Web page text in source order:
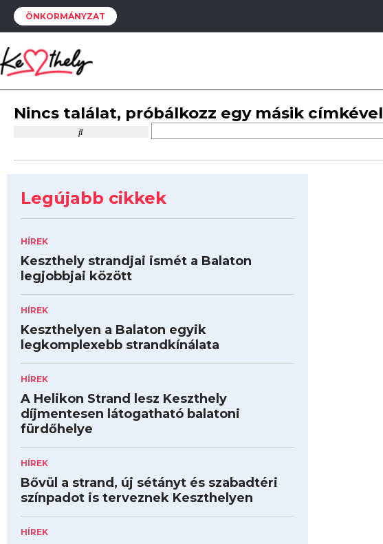
ÖNKORMÁNYZAT
Nincs találat, próbálkozz egy másik címkével
Legújabb cikkek
HÍREK
Keszthely strandjai ismét a Balaton
legjobbjai között
HÍREK
Keszthelyen a Balaton egyik
legkomplexebb strandkínálata
HÍREK
A Helikon Strand lesz Keszthely
díjmentesen látogatható balatoni
fürdőhelye
HÍREK
Bővül a strand, új sétányt és szabadtéri
színpadot is terveznek Keszthelyen
HÍREK